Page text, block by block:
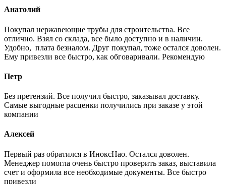
Анатолий
Покупал нержавеющие трубы для строительства. Все
отлично. Взял со склада, все было доступно и в наличии.
Удобно, плата безналом. Друг покупал, тоже остался доволен.
Ему привезли все быстро, как обговаривали. Рекомендую
Петр
Без претензий. Все получил быстро, заказывал доставку.
Самые выгодные расценки получились при заказе у этой
компании
Алексей
Первый раз обратился в ИноксНао. Остался доволен.
Менеджер помогла очень быстро проверить заказ, выставила
счет и оформила все необходимые документы. Все быстро
привезли